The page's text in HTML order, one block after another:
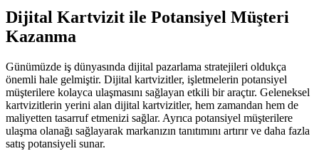
Dijital Kartvizit ile Potansiyel Müşteri
Kazanma
Günümüzde iş dünyasında dijital pazarlama stratejileri oldukça
önemli hale gelmiştir. Dijital kartvizitler, işletmelerin potansiyel
müşterilere kolayca ulaşmasını sağlayan etkili bir araçtır. Geleneksel
kartvizitlerin yerini alan dijital kartvizitler, hem zamandan hem de
maliyetten tasarruf etmenizi sağlar. Ayrıca potansiyel müşterilere
ulaşma olanağı sağlayarak markanızın tanıtımını artırır ve daha fazla
satış potansiyeli sunar.